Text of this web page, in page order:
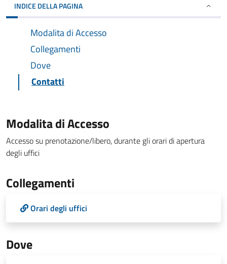
INDICE DELLA PAGINA
Modalita di Accesso
Collegamenti
Dove
Contatti
Modalita di Accesso
Accesso su prenotazione/libero, durante gli orari di apertura
degli uffici
Collegamenti
Orari degli uffici
Dove